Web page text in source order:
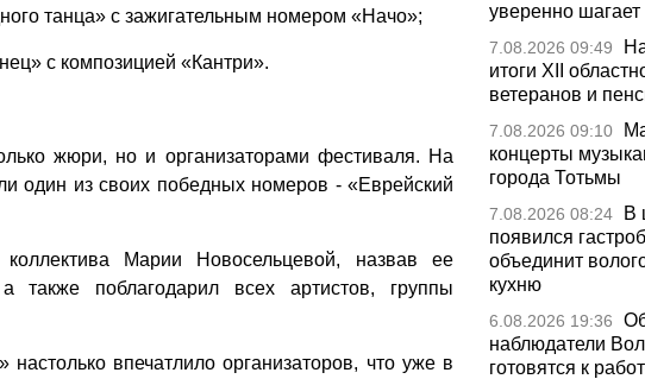
танца» с зажигательным номером «Начо»;
с композицией «Кантри».
жюри, но и организаторами фестиваля. На
один из своих победных номеров - «Еврейский
Марии Новосельцевой, назвав ее
также поблагодарил всех артистов, группы
впечатлило организаторов, что уже в
уверенно
7.08.2026 09:49
итоги XII
ветеранов и
7.08.2026 09:10
концерты
города Тотьмы
7.08.2026 08:24
В
появился
объединит
кухню
6.08.2026 19:36
наблюдатели
готовятся к